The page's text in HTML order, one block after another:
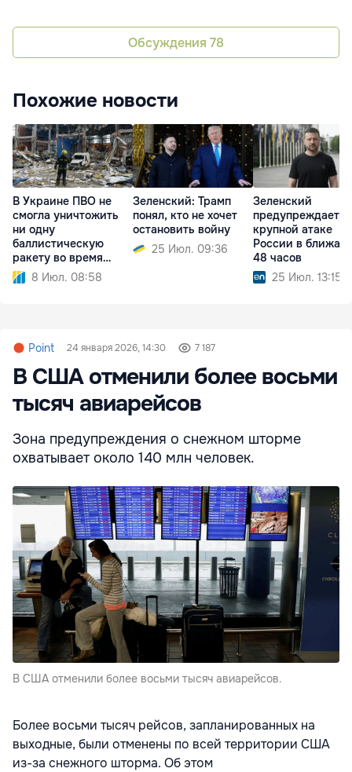
Обсуждения 78
Похожие новости
В Украине ПВО не
смогла уничтожить
ни одну
баллистическую
ракету во время
атаки РФ
8 Июл. 08:58
Зеленский: Трамп
понял, кто не хочет
остановить войну
25 Июл. 09:36
Зеленский
предупреждает о
крупной атаке
России в
48 часов
25 Июл. 13:15
Point 24 января 2026, 14:30 7 187
В США отменили более восьми
тысяч авиарейсов
Зона предупреждения о снежном шторме
охватывает около 140 млн человек.
В США отменили более восьми тысяч авиарейсов.
Более восьми тысяч рейсов, запланированных на
выходные, были отменены по всей территории США
из-за снежного шторма. Об этом